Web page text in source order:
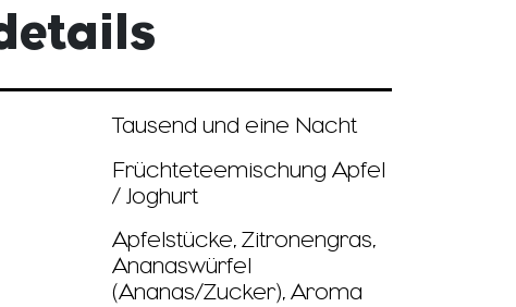
Tausend und eine Nacht
Früchteteemischung Apfel
/ Joghurt
Apfelstücke, Zitronengras,
Ananaswürfel
(Ananas/Zucker), Aroma